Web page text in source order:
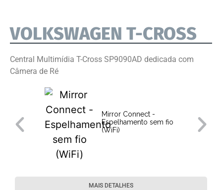
VOLKSWAGEN T-CROSS
Central Multimídia T-Cross SP9090AD dedicada com
Câmera de Ré
Mirror Connect -
Espelhamento sem fio
(WiFi)
MAIS DETALHES